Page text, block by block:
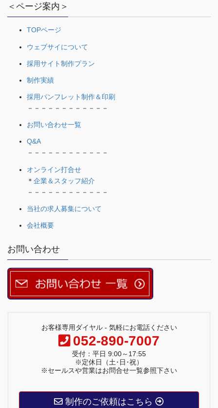
＜ページ案内＞
TOPページ
ウェブサイについて
採用サイト制作プラン
制作実績
採用パンフレット制作＆印刷
－－－－－－－－－－－－
お問い合わせ一覧
Q&A
－－－－－－－－－－－－
オンライン打合せ
＊ 企業＆スタッフ紹介
－－－－－－－－－－－－
当社の求人募集について
会社概要
お問い合わせ
お客様専用ダイヤル - 気軽にお電話ください
052-890-7007
受付：平日 9:00～17:55
※定休日（土･日･祝）
※セールスや営業はお問合せ一覧参照下さい
制作のご依頼はこちら